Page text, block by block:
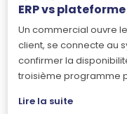
ERP vs
Un commercial ouvre
client, se connecte au
confirmer la
troisième programme
Lire la suite